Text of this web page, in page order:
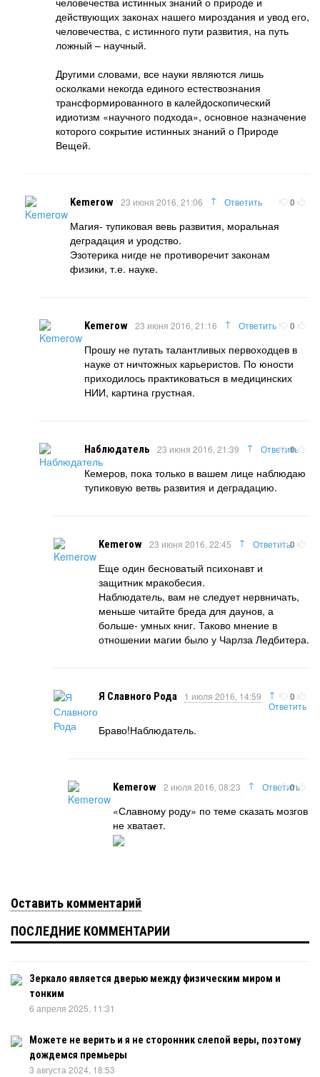
действующих законах нашего мироздания и увод его,
человечества, с истинного пути развития, на путь
ложный – научный.
Другими словами, все науки являются лишь
осколками некогда единого естествознания
трансформированного в калейдоскопический
идиотизм «научного подхода», основное назначение
которого сокрытие истинных знаний о Природе
Вещей.
Kemerow 23 июня 2016, 21:06 ↑ 0
Ответить
Магия- тупиковая вевь развития, моральная
деградация и уродство.
Эзотерика нигде не противоречит законам
физики, т.е. науке.
Kemerow 23 июня 2016, 21:16 ↑ 0
Ответить
Прошу не путать талантливых первоходцев в
науке от ничтожных карьеристов. По юности
приходилось практиковаться в медицинских
НИИ, картина грустная.
Наблюдатель 23 июня 2016, 21:39 ↑ 0
Ответить
Кемеров, пока только в вашем лице наблюдаю
тупиковую ветвь развития и деградацию.
Kemerow 23 июня 2016, 22:45 ↑ 0
Ответить
Еще один бесноватый психонавт и
защитник мракобесия.
Наблюдатель, вам не следует нервничать,
меньше читайте бреда для даунов, а
больше- умных книг. Таково мнение в
отношении магии было у Чарлза Ледбитера.
Я Славного Рода 1 июля 2016, 14:59 ↑ 0
Ответить
Браво!Наблюдатель.
Kemerow 2 июля 2016, 08:23 ↑ 0
Ответить
«Славному роду» по теме сказать мозгов
не хватает.
Оставить комментарий
ПОСЛЕДНИЕ КОММЕНТАРИИ
Зеркало является дверью между физическим миром и
тонким
6 апреля 2025, 11:31
Можете не верить и я не сторонник слепой веры, поэтому
дождемся премьеры
3 августа 2024, 18:53